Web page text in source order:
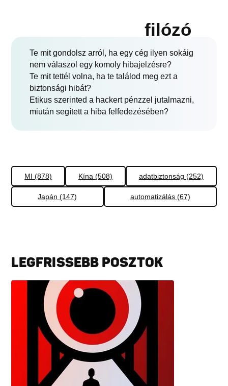
filózó
Te mit gondolsz arról, ha egy cég ilyen sokáig
nem válaszol egy komoly hibajelzésre?
Te mit tettél volna, ha te találod meg ezt a
biztonsági hibát?
Etikus szerinted a hackert pénzzel jutalmazni,
miután segített a hiba felfedezésében?
MI (878) Kína (508) adatbiztonság (252)
Japán (147) automatizálás (67)
LEGFRISSEBB POSZTOK